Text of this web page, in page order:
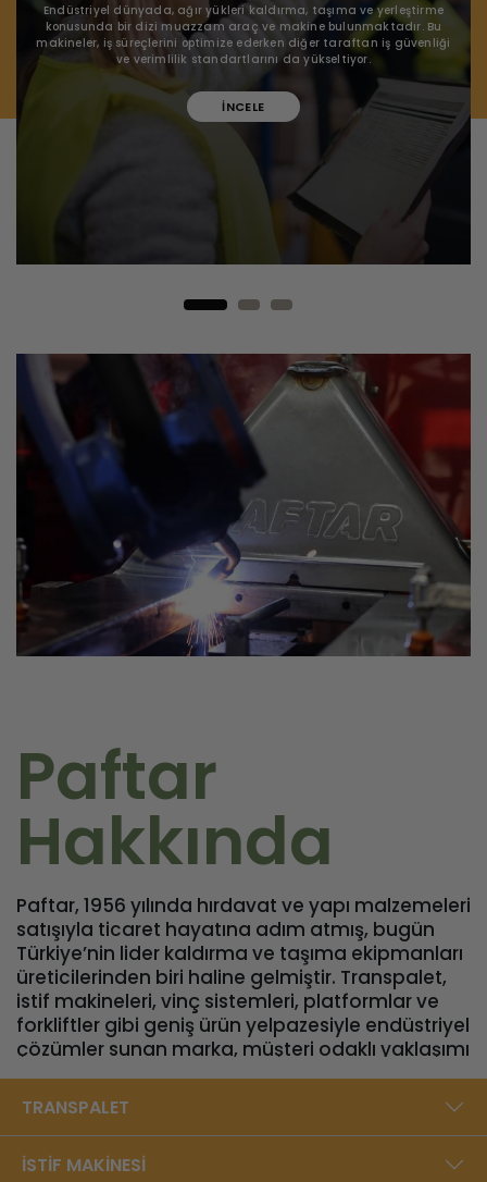
Endüstriyel dünyada, ağır yükleri kaldırma, taşıma ve yerleştirme
konusunda bir dizi muazzam araç ve makine bulunmaktadır. Bu
makineler, iş süreçlerini optimize ederken diğer taraftan iş güvenliği
ve verimlilik standartlarını da yükseltiyor.
İNCELE
Paftar
Hakkında
Paftar, 1956 yılında hırdavat ve yapı malzemeleri
satışıyla ticaret hayatına adım atmış, bugün
Türkiye’nin lider kaldırma ve taşıma ekipmanları
üreticilerinden biri haline gelmiştir. Transpalet,
istif makineleri, vinç sistemleri, platformlar ve
forkliftler gibi geniş ürün yelpazesiyle endüstriyel
çözümler sunan marka, müşteri odaklı yaklaşımı
ve yüksek kalite standartlarıyla sektörde
güvenilir bir konuma sahiptir. Bursa’daki 5000
m²’lik modern üretim tesisinde, yıllık 40.000
adede ulaşan üretim kapasitesiyle Türkiye’den
dünyaya ihracat gerçekleştirmektedir.​
TRANSPALET
İSTİF MAKİNESİ